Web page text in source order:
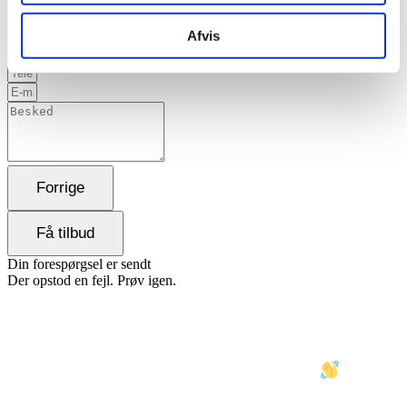
Afvis
Forrige
Få tilbud
Din forespørgsel er sendt
Der opstod en fejl. Prøv igen.